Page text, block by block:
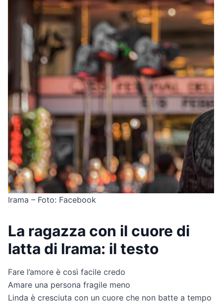
Irama – Foto: Facebook
La ragazza con il cuore di
latta di Irama: il testo
Fare l’amore è così facile credo
Amare una persona fragile meno
Linda è cresciuta con un cuore che non batte a tempo